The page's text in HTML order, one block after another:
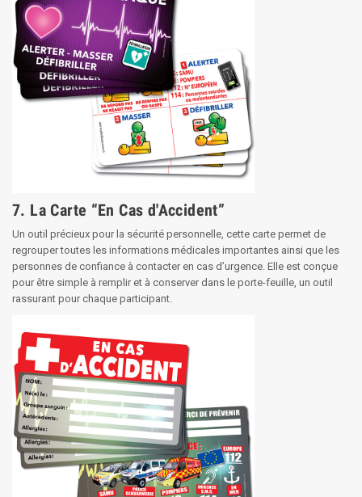
7. La Carte “En Cas d'Accident”
Un outil précieux pour la sécurité personnelle, cette carte permet de
regrouper toutes les informations médicales importantes ainsi que les
personnes de confiance à contacter en cas d’urgence. Elle est conçue
pour être simple à remplir et à conserver dans le porte-feuille, un outil
rassurant pour chaque participant.